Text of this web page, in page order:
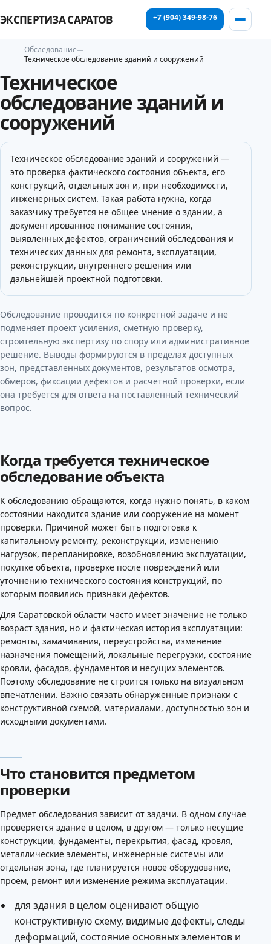
ЭКСПЕРТИЗА САРАТОВ +7 (904) 349-98-76
Обследование
Техническое обследование зданий и сооружений
Техническое
обследование зданий и
сооружений
Техническое обследование зданий и сооружений —
это проверка фактического состояния объекта, его
конструкций, отдельных зон и, при необходимости,
инженерных систем. Такая работа нужна, когда
заказчику требуется не общее мнение о здании, а
документированное понимание состояния,
выявленных дефектов, ограничений обследования и
технических данных для ремонта, эксплуатации,
реконструкции, внутреннего решения или
дальнейшей проектной подготовки.
Обследование проводится по конкретной задаче и не
подменяет проект усиления, сметную проверку,
строительную экспертизу по спору или административное
решение. Выводы формируются в пределах доступных
зон, представленных документов, результатов осмотра,
обмеров, фиксации дефектов и расчетной проверки, если
она требуется для ответа на поставленный технический
вопрос.
Когда требуется техническое
обследование объекта
К обследованию обращаются, когда нужно понять, в каком
состоянии находится здание или сооружение на момент
проверки. Причиной может быть подготовка к
капитальному ремонту, реконструкции, изменению
нагрузок, перепланировке, возобновлению эксплуатации,
покупке объекта, проверке после повреждений или
уточнению технического состояния конструкций, по
которым появились признаки дефектов.
Для Саратовской области часто имеет значение не только
возраст здания, но и фактическая история эксплуатации:
ремонты, замачивания, переустройства, изменение
назначения помещений, локальные перегрузки, состояние
кровли, фасадов, фундаментов и несущих элементов.
Поэтому обследование не строится только на визуальном
впечатлении. Важно связать обнаруженные признаки с
конструктивной схемой, материалами, доступностью зон и
исходными документами.
Что становится предметом
проверки
Предмет обследования зависит от задачи. В одном случае
проверяется здание в целом, в другом — только несущие
конструкции, фундаменты, перекрытия, фасад, кровля,
металлические элементы, инженерные системы или
отдельная зона, где планируется новое оборудование,
проем, ремонт или изменение режима эксплуатации.
для здания в целом оценивают общую
конструктивную схему, видимые дефекты, следы
деформаций, состояние основных элементов и